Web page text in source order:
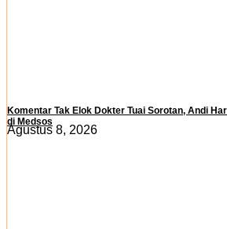
Komentar Tak Elok Dokter Tuai Sorotan, Andi
di Medsos
Agustus 8, 2026